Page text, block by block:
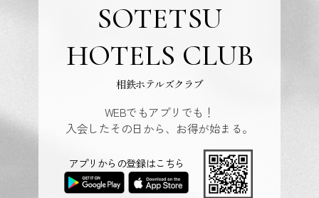
SOTETSU
HOTELS CLUB
相鉄ホテルズクラブ
WEBでもアプリでも！
入会したその日から、お得が始まる。
アプリからの登録はこちら